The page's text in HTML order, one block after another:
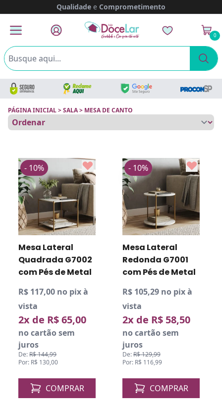
Qualidade e Comprometimento
0
PÁGINA INICIAL>SALA> MESA DE CANTO
Mesa Lateral
Quadrada G7002
com Pés de Metal
R$ 117,00 no pix à
vista
2x de R$ 65,00
no cartão sem
juros
De:R$ 144,99
Por: R$ 130,00
- 10%
COMPRAR
Mesa Lateral
Redonda G7001
com Pés de Metal
R$ 105,29 no pix à
vista
2x de R$ 58,50
no cartão sem
juros
De:R$ 129,99
Por: R$ 116,99
- 10%
COMPRAR